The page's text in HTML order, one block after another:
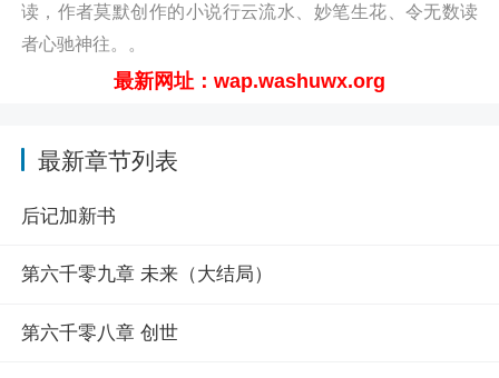
读，作者莫默创作的小说行云流水、妙笔生花、令无数读
者心驰神往。。
最新网址：wap.washuwx.org
最新章节列表
后记加新书
第六千零九章 未来（大结局）
第六千零八章 创世